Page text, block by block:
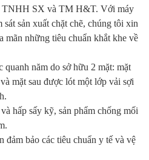
TNHH SX và TM H&T. Với máy
sản xuất chặt chẽ, chúng tôi xin
mãn những tiêu chuẩn khắt khe về
quanh năm do sở hữu 2 mặt: mặt
mặt sau được lót một lớp vải sợi
hấp sấy kỹ, sản phẩm chống mối
đảm bảo các tiêu chuẩn y tế và vệ